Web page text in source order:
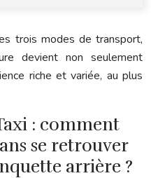
trois modes de transport,
devient non seulement
riche et variée, au plus
: comment
se retrouver
arrière ?